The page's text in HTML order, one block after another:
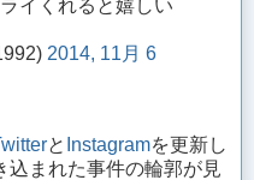
イくれると嬉しい
2014, 11月 6
と Instagramを更新し
込まれた事件の輪郭が見